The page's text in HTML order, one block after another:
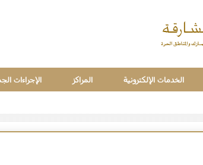
الخدمات الإلكترونية المراكز الإجراءات